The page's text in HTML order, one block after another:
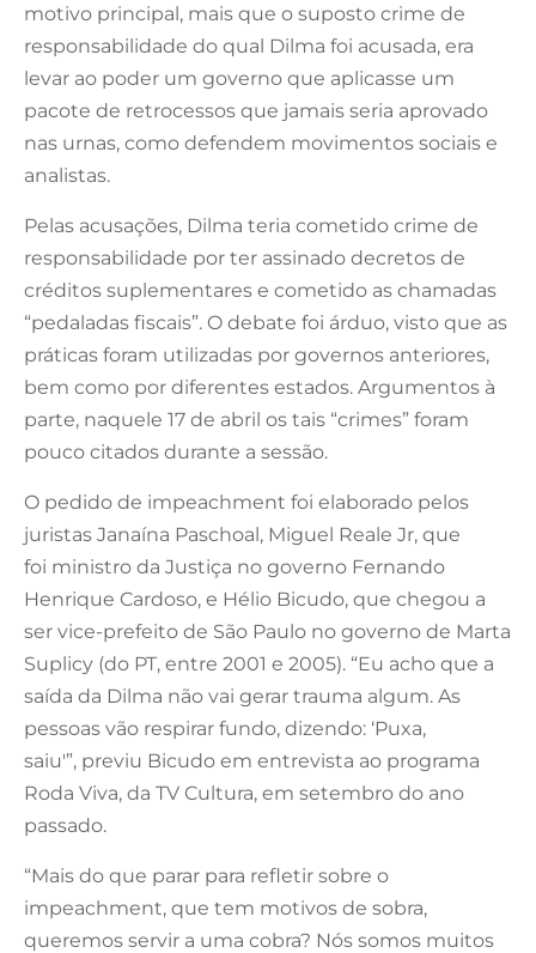
motivo principal, mais que o suposto crime de
responsabilidade do qual Dilma foi acusada, era
levar ao poder um governo que aplicasse um
pacote de retrocessos que jamais seria aprovado
nas urnas, como defendem movimentos sociais e
analistas.
Pelas acusações, Dilma teria cometido crime de
responsabilidade por ter assinado decretos de
créditos suplementares e cometido as chamadas
“pedaladas fiscais”. O debate foi árduo, visto que as
práticas foram utilizadas por governos anteriores,
bem como por diferentes estados. Argumentos à
parte, naquele 17 de abril os tais “crimes” foram
pouco citados durante a sessão.
O pedido de impeachment foi elaborado pelos
juristas Janaína Paschoal, Miguel Reale Jr, que
foi ministro da Justiça no governo Fernando
Henrique Cardoso, e Hélio Bicudo, que chegou a
ser vice-prefeito de São Paulo no governo de Marta
Suplicy (do PT, entre 2001 e 2005). “Eu acho que a
saída da Dilma não vai gerar trauma algum. As
pessoas vão respirar fundo, dizendo: ‘Puxa,
saiu'”, previu Bicudo em entrevista ao programa
Roda Viva, da TV Cultura, em setembro do ano
passado.
“Mais do que parar para refletir sobre o
impeachment, que tem motivos de sobra,
queremos servir a uma cobra? Nós somos muitos